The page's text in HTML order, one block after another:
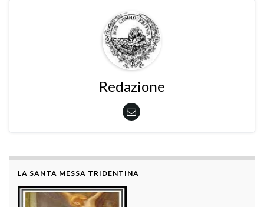
Redazione
LA SANTA MESSA TRIDENTINA